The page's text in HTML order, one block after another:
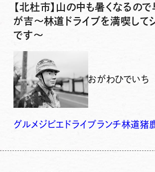
【北杜市】山の中も暑くなるの
が吉〜林道ドライブを満喫して
です〜
おがわひでいち
グルメ ジビエ ドライブランチ林道猪